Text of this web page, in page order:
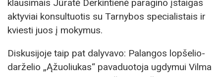
klausimais Jūratė Derkintienė paragino įstaigas
aktyviai konsultuotis su Tarnybos specialistais ir
kviesti juos į mokymus.
Diskusijoje taip pat dalyvavo: Palangos lopšelio-
darželio „Ąžuoliukas“ pavaduotoja ugdymui Vilma